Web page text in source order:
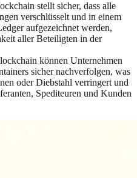
stellt sicher, dass alle
verschlüsselt und in einem
aufgezeichnet werden,
aller Beteiligten in der
können Unternehmen
sicher nachverfolgen, was
oder Diebstahl verringert und
Spediteuren und Kunden